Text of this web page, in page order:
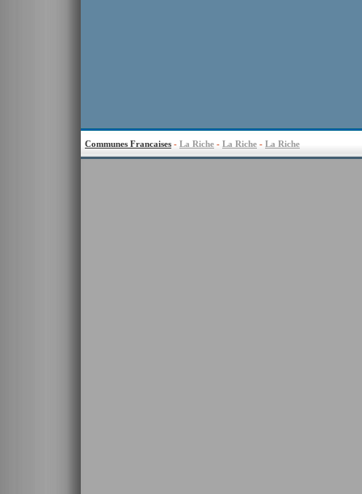
Communes Francaises - La Riche - La Riche - La Riche